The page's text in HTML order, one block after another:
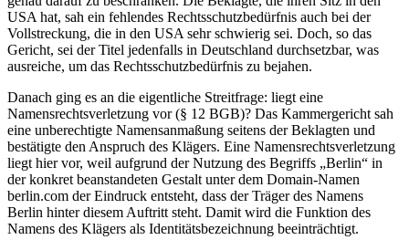
USA hat, sah ein fehlendes Rechtsschutzbedürfnis auch bei der
Vollstreckung, die in den USA sehr schwierig sei. Doch, so das
Gericht, sei der Titel jedenfalls in Deutschland durchsetzbar, was
ausreiche, um das Rechtsschutzbedürfnis zu bejahen.
Danach ging es an die eigentliche Streitfrage: liegt eine
Namensrechtsverletzung vor (§ 12 BGB)? Das Kammergericht sah
eine unberechtigte Namensanmaßung seitens der Beklagten und
bestätigte den Anspruch des Klägers. Eine Namensrechtsverletzung
liegt hier vor, weil aufgrund der Nutzung des Begriffs „Berlin“ in
der konkret beanstandeten Gestalt unter dem Domain-Namen
berlin.com der Eindruck entsteht, dass der Träger des Namens
Berlin hinter diesem Auftritt steht. Damit wird die Funktion des
Namens des Klägers als Identitätsbezeichnung beeinträchtigt.